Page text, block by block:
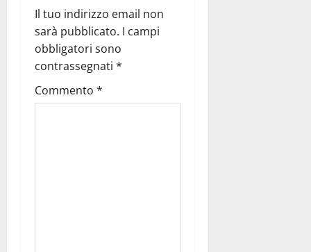
Il tuo indirizzo email non
sarà pubblicato. I campi
obbligatori sono
contrassegnati *
Commento *